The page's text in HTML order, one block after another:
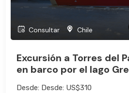
Consultar Chile
Excursión a Torres del
en barco por el lago
Desde: Desde: US$310